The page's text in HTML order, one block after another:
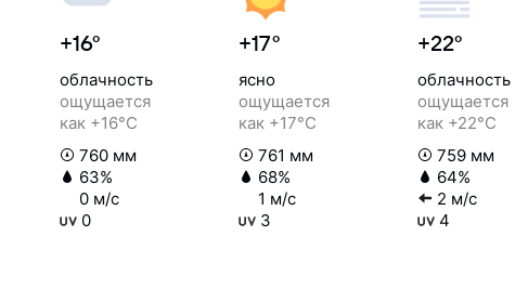
+16°
облачность
ощущается
как +16°C
760 мм
63%
0 м/с
0
+17°
ясно
ощущается
как +17°C
761 мм
68%
1 м/с
3
+22°
облачность
ощущается
как +22°C
759 мм
64%
2 м/с
4